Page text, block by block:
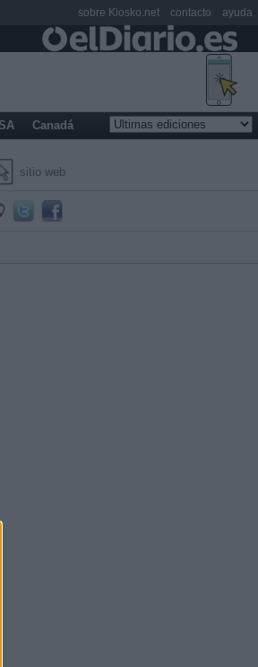
Canadá
sitio web
sobre Kiosko.net contacto ayuda